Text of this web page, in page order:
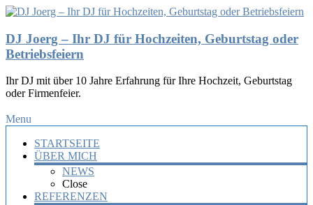
DJ Joerg – Ihr DJ für Hochzeiten, Geburtstag oder
Betriebsfeiern
Ihr DJ mit über 10 Jahre Erfahrung für Ihre Hochzeit, Geburtstag
oder Firmenfeier.
Menu
STARTSEITE
ÜBER MICH
NEWS
Close
REFERENZEN